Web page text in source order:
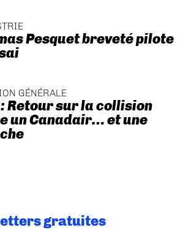
Pesquet breveté pilote
GÉNÉRALE
: Retour sur la collision
un Canadair… et une
gratuites